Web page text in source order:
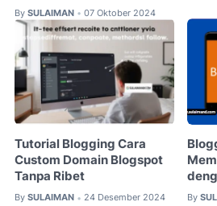
By SULAIMAN • 07 Oktober 2024
Tutorial Blogging Cara
Custom Domain Blogspot
Tanpa Ribet
By SULAIMAN • 24 Desember 2024 By